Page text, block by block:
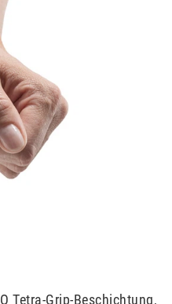
Tetra-Grip-Beschichtung,